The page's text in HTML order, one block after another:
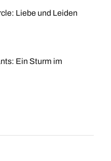
Liebe und Leiden
Ein Sturm im